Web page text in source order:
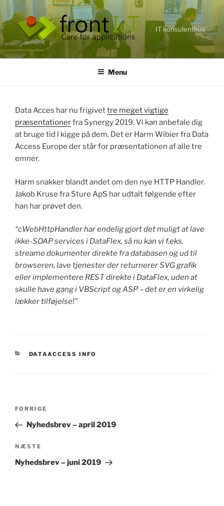
Videre
til
indhold
IT konsulenthus
Menu
Data Acces har nu frigivettre meget vigtige
præsentationerfra Synergy 2019. Vi kan anbefale dig
at bruge tid l kigge på dem. Det er Harm Wibier fra Data
Access Europe der står for præsentationen af alle tre
emner.
Harm snakker blandt andet om den nye HTTP Handler.
Jakob Kruse fra Sture ApS har udtalt følgende efter
han har prøvet den.
“cWebHttpHandler har endelig gjort det muligt at lave
ikke-SOAP services i DataFlex, så nu kan vi f.eks.
streame dokumenter direkte fra databasen og ud til
browseren, lave tjenester der returnerer SVG grafik
eller implementere REST direkte i DataFlex, uden at
skulle have gang i VBScript og ASP – det er en virkelig
lækker tilføjelse!”
KATEGORIER
DATAACCESS INFO
Indlægsnavigation
Forrige
indlæg
FORRIGE
Nyhedsbrev – april 2019
Næste
indlæg
NÆSTE
Nyhedsbrev – juni 2019